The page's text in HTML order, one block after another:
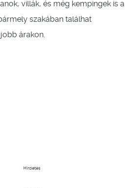
villák, és még kempingek is a
szakában találhat
árakon.
Hirdetés